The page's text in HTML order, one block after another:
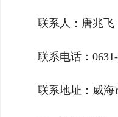
联系人：唐兆飞
联系电话：
联系地址：威海